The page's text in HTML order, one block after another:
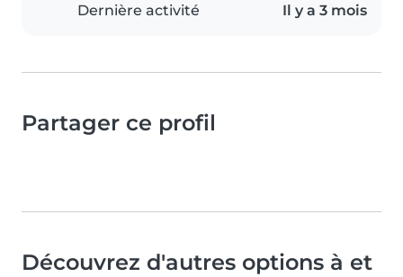
Dernière activité Il y a 3 mois
Partager ce profil
Découvrez d'autres options à et